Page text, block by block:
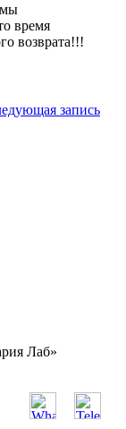
мы
время
возврата!!!
запись
Лаб»